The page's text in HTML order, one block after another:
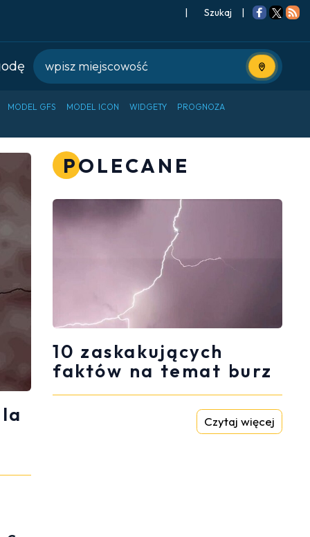
| |
Użyj
MODEL GFS MODEL ICON WIDGETY PROGNOZA
POLECANE
10 zaskakujących
faktów na temat burz
Czytaj więcej